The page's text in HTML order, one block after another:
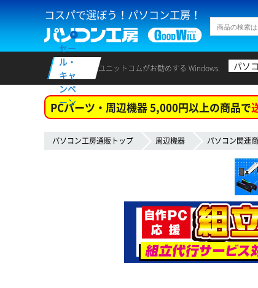
コスパで選ぼう！パソコン工房！
セー
ル・
キャ
ンペ
ーン
ユニットコムがお勧めする Windows. パソ
PCパーツ・周辺機器 5,000円以上の商品で
パソコン工房通販トップ 周辺機器 パソコン関連